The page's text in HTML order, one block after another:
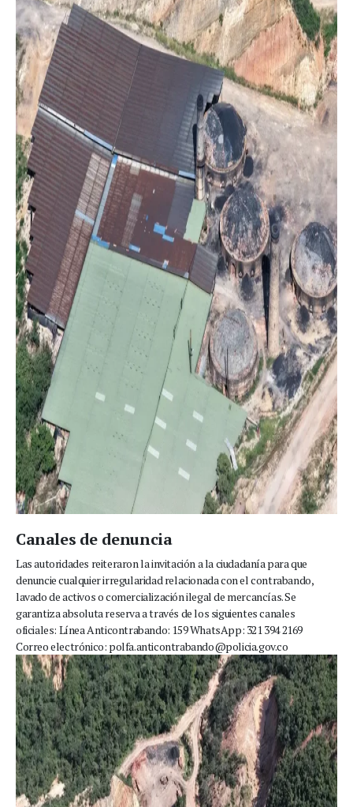
Canales de denuncia
Las autoridades reiteraron la invitación a la ciudadanía para que
denuncie cualquier irregularidad relacionada con el contrabando,
lavado de activos o comercialización ilegal de mercancías. Se
garantiza absoluta reserva a través de los siguientes canales
oficiales: Línea Anticontrabando: 159 WhatsApp: 321 394 2169
Correo electrónico: polfa.anticontrabando@policia.gov.co